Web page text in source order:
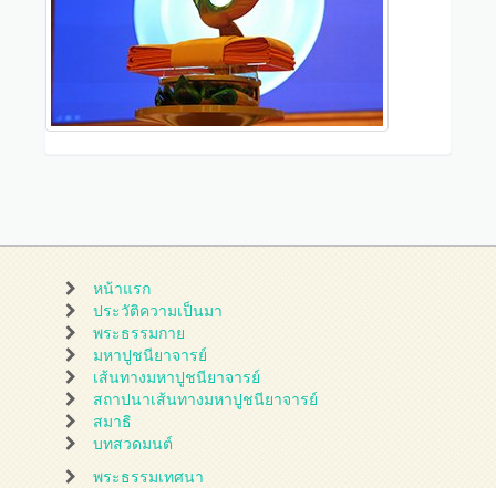
หน้าแรก
ประวัติความเป็นมา
พระธรรมกาย
มหาปูชนียาจารย์
เส้นทางมหาปูชนียาจารย์
สถาปนาเส้นทางมหาปูชนียาจารย์
สมาธิ
บทสวดมนต์
พระธรรมเทศนา